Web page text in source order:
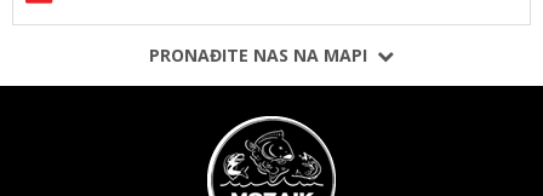
PRONAĐITE NAS NA MAPI